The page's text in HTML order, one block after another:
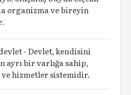
organizma ve bireyin
- Devlet, kendisini
ayrı bir varlığa sahip,
hizmetler sistemidir.